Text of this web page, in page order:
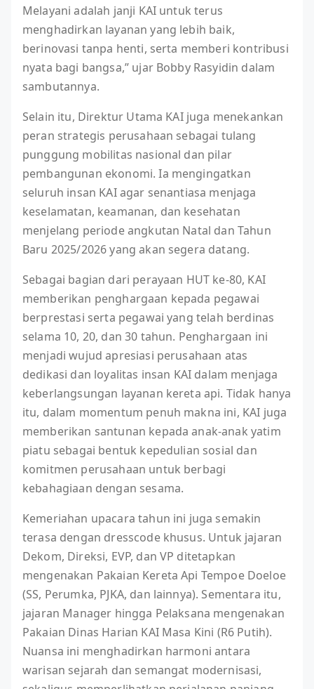
Melayani adalah janji KAI untuk terus
menghadirkan layanan yang lebih baik,
berinovasi tanpa henti, serta memberi kontribusi
nyata bagi bangsa,” ujar Bobby Rasyidin dalam
sambutannya.
Selain itu, Direktur Utama KAI juga menekankan
peran strategis perusahaan sebagai tulang
punggung mobilitas nasional dan pilar
pembangunan ekonomi. Ia mengingatkan
seluruh insan KAI agar senantiasa menjaga
keselamatan, keamanan, dan kesehatan
menjelang periode angkutan Natal dan Tahun
Baru 2025/2026 yang akan segera datang.
Sebagai bagian dari perayaan HUT ke-80, KAI
memberikan penghargaan kepada pegawai
berprestasi serta pegawai yang telah berdinas
selama 10, 20, dan 30 tahun. Penghargaan ini
menjadi wujud apresiasi perusahaan atas
dedikasi dan loyalitas insan KAI dalam menjaga
keberlangsungan layanan kereta api. Tidak hanya
itu, dalam momentum penuh makna ini, KAI juga
memberikan santunan kepada anak-anak yatim
piatu sebagai bentuk kepedulian sosial dan
komitmen perusahaan untuk berbagi
kebahagiaan dengan sesama.
Kemeriahan upacara tahun ini juga semakin
terasa dengan dresscode khusus. Untuk jajaran
Dekom, Direksi, EVP, dan VP ditetapkan
mengenakan Pakaian Kereta Api Tempoe Doeloe
(SS, Perumka, PJKA, dan lainnya). Sementara itu,
jajaran Manager hingga Pelaksana mengenakan
Pakaian Dinas Harian KAI Masa Kini (R6 Putih).
Nuansa ini menghadirkan harmoni antara
warisan sejarah dan semangat modernisasi,